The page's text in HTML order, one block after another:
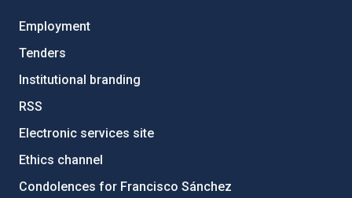
Employment
Tenders
Institutional branding
RSS
Electronic services site
Ethics channel
Condolences for Francisco Sánchez